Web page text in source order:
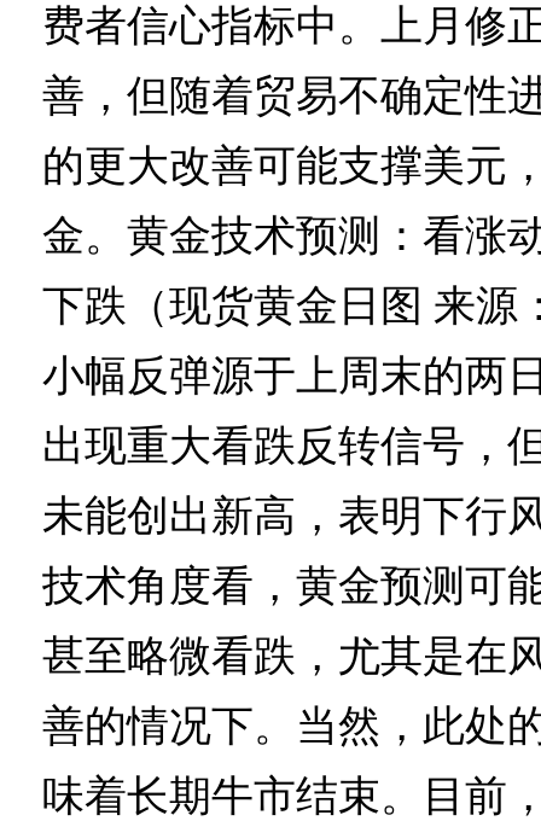
费者信心指标中。上月修
善，但随着贸易不确定性
的更大改善可能支撑美元
金。黄金技术预测：看涨
下跌（现货黄金日图 来源
小幅反弹源于上周末的两
出现重大看跌反转信号，
未能创出新高，表明下行
技术角度看，黄金预测可
甚至略微看跌，尤其是在
善的情况下。当然，此处
味着长期牛市结束。目前